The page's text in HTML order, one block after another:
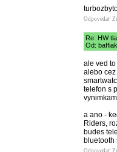
Odpovedať
Re: HW
Od:
ale ved
alebo
telefon s
a ano -
Riders,
budes
bluetooth
Odpovedať